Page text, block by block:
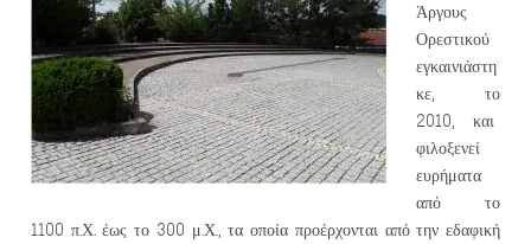
Άργους
Ορεστικού
εγκαινιάστη
κε, το
2010, και
φιλοξενεί
ευρήματα
από το
1100 π.Χ. έως το 300 μ.Χ., τα οποία προέρχονται από την εδαφική